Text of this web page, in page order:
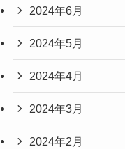
2024年6月
2024年5月
2024年4月
2024年3月
2024年2月